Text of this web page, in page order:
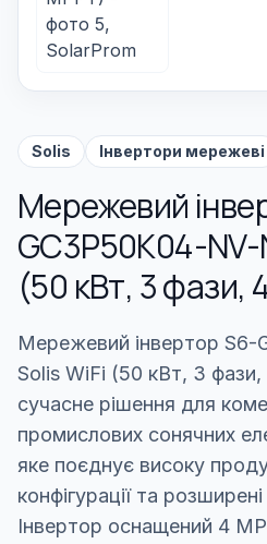
Solis Інвертори мережеві
Мережевий
GC3P50K04-NV-
(50 кВт, 3 фази,
Мережевий інвертор S6-
Solis WiFi (50 кВт, 3
сучасне рішення для
промислових сонячних
яке поєднує високу
конфігурації та
Інвертор оснащений 4